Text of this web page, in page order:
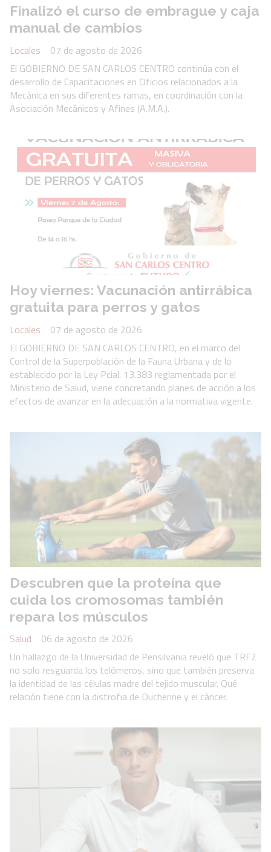
Finalizó el curso de embrague y caja
manual de cambios
Locales
07 de agosto de 2026
El GOBIERNO DE SAN CARLOS CENTRO continúa con el
desarrollo de Capacitaciones en Oficios relacionados a la
Mecánica en sus diferentes ramas, en coordinación con la
Asociación Mecánicos y Afines (A.M.A.).
Hoy viernes: Vacunación antirrábica
gratuita para perros y gatos
Locales
07 de agosto de 2026
El GOBIERNO DE SAN CARLOS CENTRO, en el marco del
Control de la Superpoblación de la Fauna Urbana y de lo
establecido por la Ley Pcial. 13.383 reglamentada por el
Ministerio de Salud, viene concretando planes de acción a los
efectos de avanzar en la adecuación a la normativa vigente.
Descubren que la proteína que
cuida los cromosomas también
repara los músculos
Salud
06 de agosto de 2026
Un hallazgo de la Universidad de Pensilvania reveló que TRF2
no solo resguarda los telómeros, sino que también preserva
la identidad de las células madre del tejido muscular. Qué
relación tiene con la distrofia de Duchenne y el cáncer.